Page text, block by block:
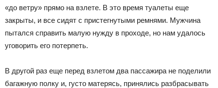
«до ветру» прямо на взлете. В это время туалеты еще
закрыты, и все сидят с пристегнутыми ремнями. Мужчина
пытался справить малую нужду в проходе, но нам удалось
уговорить его потерпеть.
В другой раз еще перед взлетом два пассажира не поделили
багажную полку и, густо матерясь, принялись разбрасывать